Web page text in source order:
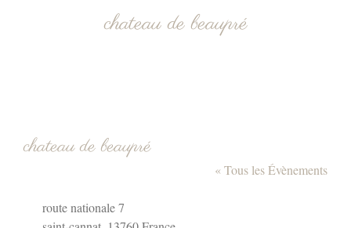
chateau de beaupré
chateau de beaupré
« Tous les Évènements
Adresse
route nationale 7